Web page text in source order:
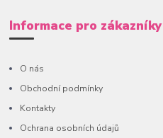
Informace pro zákazníky
O nás
Obchodní podmínky
Kontakty
Ochrana osobních údajů